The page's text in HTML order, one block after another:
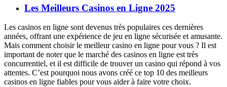
Les Meilleurs Casinos en Ligne 2025
Les casinos en ligne sont devenus très populaires ces dernières
années, offrant une expérience de jeu en ligne sécurisée et amusante.
Mais comment choisir le meilleur casino en ligne pour vous ? Il est
important de noter que le marché des casinos en ligne est très
concurrentiel, et il est difficile de trouver un casino qui répond à vos
attentes. C’est pourquoi nous avons créé ce top 10 des meilleurs
casinos en ligne fiables pour vous aider à faire votre choix.